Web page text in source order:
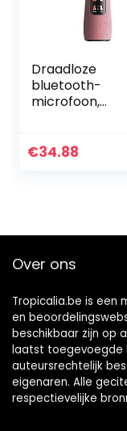
Draadloze
bluetooth-
microfoon,
microfoon,
€34.88
Over ons
Tropicalia.be is een
en
beschikbaar zijn op
laatst toegevoegde
auteursrechtelijk
eigenaren. Alle
respectievelijke